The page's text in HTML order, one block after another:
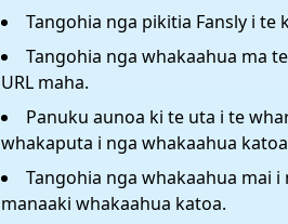
Tangohia nga pikitia Fansly i te
Tangohia nga whakaahua ma
URL maha.
Panuku aunoa ki te uta i te
whakaputa i nga whakaahua
Tangohia nga whakaahua mai
manaaki whakaahua katoa.